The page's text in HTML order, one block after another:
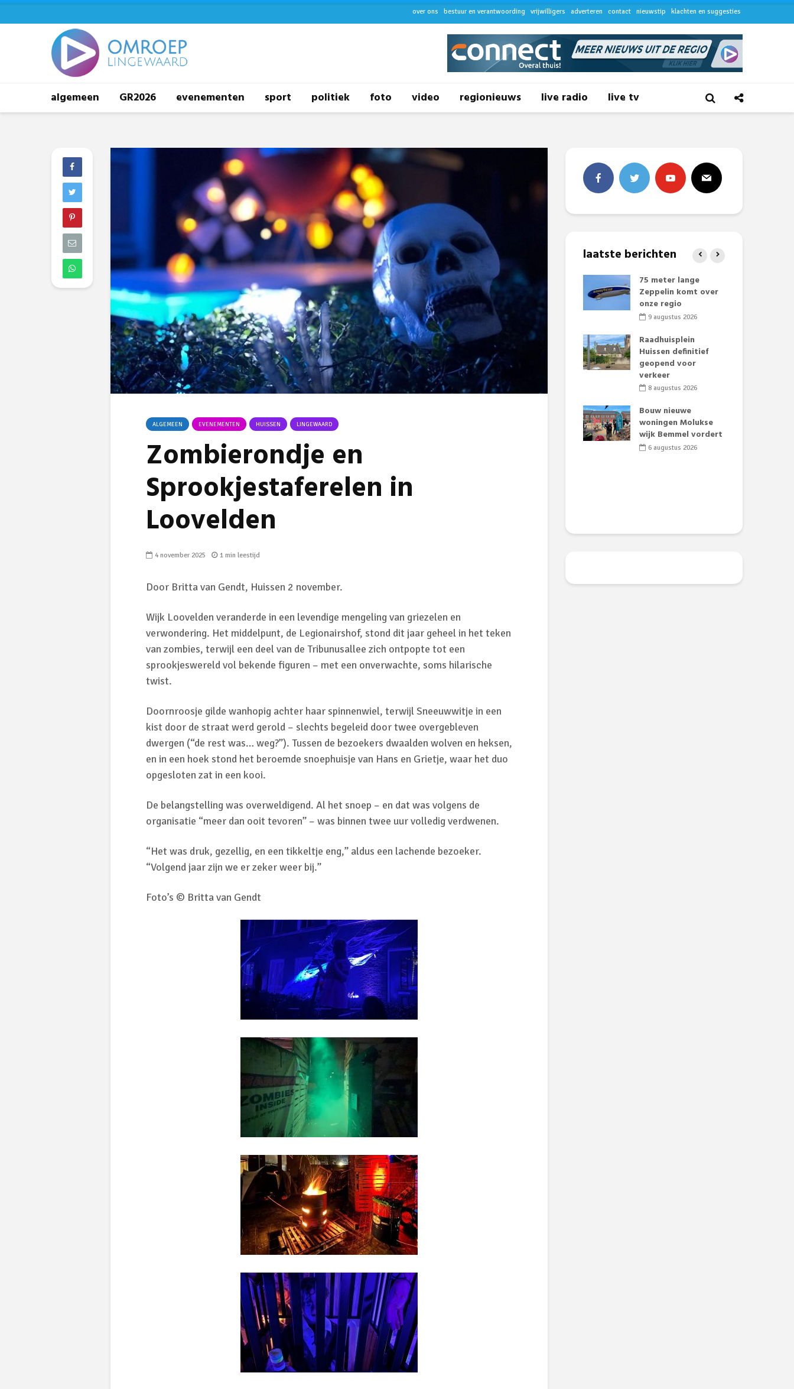
over ons bestuur en verantwoording vrijwilligers adverteren contact nieuwstip klachten en suggesties
algemeen GR2026 evenementen sport politiek foto video regionieuws live radio live tv
ALGEMEEN EVENEMENTEN HUISSEN LINGEWAARD
Zombierondje en
Sprookjestaferelen in
Loovelden
4 november 2025 1 min leestijd
Door Britta van Gendt, Huissen 2 november.
Wijk Loovelden veranderde in een levendige mengeling van griezelen en
verwondering. Het middelpunt, de Legionairshof, stond dit jaar geheel in het teken
van zombies, terwijl een deel van de Tribunusallee zich ontpopte tot een
sprookjeswereld vol bekende figuren – met een onverwachte, soms hilarische
twist.
Doornroosje gilde wanhopig achter haar spinnenwiel, terwijl Sneeuwwitje in een
kist door de straat werd gerold – slechts begeleid door twee overgebleven
dwergen (“de rest was… weg?”). Tussen de bezoekers dwaalden wolven en heksen,
en in een hoek stond het beroemde snoephuisje van Hans en Grietje, waar het duo
opgesloten zat in een kooi.
De belangstelling was overweldigend. Al het snoep – en dat was volgens de
organisatie “meer dan ooit tevoren” – was binnen twee uur volledig verdwenen.
“Het was druk, gezellig, en een tikkeltje eng,” aldus een lachende bezoeker.
“Volgend jaar zijn we er zeker weer bij.”
Foto’s © Britta van Gendt
laatste berichten
Van kerkbank naar
theaterstoel: hoe de
Donatuskerk in
Bemmel een nieuw
leven als
Theaterkerk kreeg.
1 augustus 2026
Groot project
Huissen opnieuw
Omgeving Deken
Bemmel wordt
éénrichtingsverkeer
Buurt klaar voor
noodsituaties:
gemeente deelt
subsidies uit
Stormbaan zorgt
voor zomerse pret.
75 meter lange
Zeppelin komt over
onze regio
9 augustus 2026
Raadhuisplein
Huissen definitief
geopend voor
verkeer
8 augustus 2026
Bouw nieuwe
woningen Molukse
wijk Bemmel vordert
6 augustus 2026